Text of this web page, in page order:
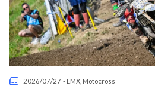
2026/07/27 - EMX Motocross